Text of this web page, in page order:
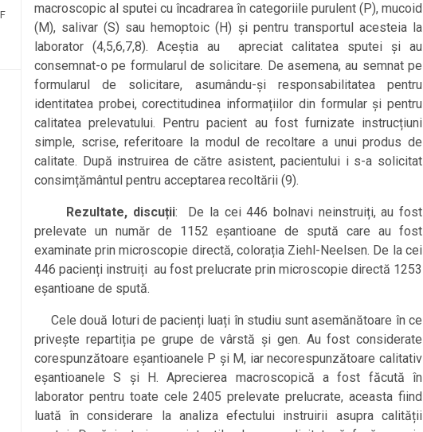
macroscopic al sputei cu încadrarea în categoriile purulent (P), mucoid
(M), salivar (S) sau hemoptoic (H) și pentru transportul acesteia la
laborator (4,5,6,7,8). Aceștia au apreciat calitatea sputei și au
consemnat-o pe formularul de solicitare. De asemena, au semnat pe
formularul de solicitare, asumându-și responsabilitatea pentru
identitatea probei, corectitudinea informațiilor din formular și pentru
calitatea prelevatului. Pentru pacient au fost furnizate instrucțiuni
simple, scrise, referitoare la modul de recoltare a unui produs de
calitate. După instruirea de către asistent, pacientului i s-a solicitat
consimțământul pentru acceptarea recoltării (9).
Rezultate, discuții: De la cei 446 bolnavi neinstruiți, au fost
prelevate un număr de 1152 eșantioane de spută care au fost
examinate prin microscopie directă, colorația Ziehl-Neelsen. De la cei
446 pacienți instruiți au fost prelucrate prin microscopie directă 1253
eșantioane de spută.
Cele două loturi de pacienți luați în studiu sunt asemănătoare în ce
privește repartiția pe grupe de vârstă și gen. Au fost considerate
corespunzătoare eșantioanele P și M, iar necorespunzătoare calitativ
eșantioanele S și H. Aprecierea macroscopică a fost făcută în
laborator pentru toate cele 2405 prelevate prelucrate, aceasta fiind
luată în considerare la analiza efectului instruirii asupra calității